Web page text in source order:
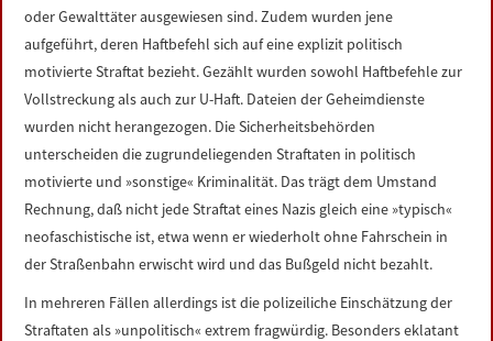
oder Gewalttäter ausgewiesen sind. Zudem wurden jene
aufgeführt, deren Haftbefehl sich auf eine explizit politisch
motivierte Straftat bezieht. Gezählt wurden sowohl Haftbefehle zur
Vollstreckung als auch zur U-Haft. Dateien der Geheimdienste
wurden nicht herangezogen. Die Sicherheitsbehörden
unterscheiden die zugrundeliegenden Straftaten in politisch
motivierte und »sonstige« Kriminalität. Das trägt dem Umstand
Rechnung, daß nicht jede Straftat eines Nazis gleich eine »typisch«
neofaschistische ist, etwa wenn er wiederholt ohne Fahrschein in
der Straßenbahn erwischt wird und das Bußgeld nicht bezahlt.
In mehreren Fällen allerdings ist die polizeiliche Einschätzung der
Straftaten als »unpolitisch« extrem fragwürdig. Besonders eklatant